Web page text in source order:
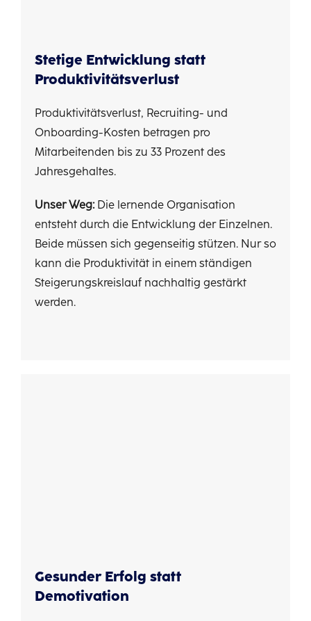
Stetige Entwicklung statt
Produktivitätsverlust
Produktivitätsverlust, Recruiting- und
Onboarding-Kosten betragen pro
Mitarbeitenden bis zu 33 Prozent des
Jahresgehaltes.
Unser Weg:Die lernende Organisation
entsteht durch die Entwicklung der Einzelnen.
Beide müssen sich gegenseitig stützen. Nur so
kann die Produktivität in einem ständigen
Steigerungskreislauf nachhaltig gestärkt
werden.
Gesunder Erfolg statt
Demotivation